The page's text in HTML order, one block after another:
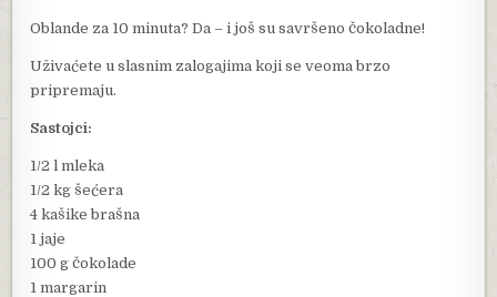
Oblande za 10 minuta? Da – i još su savršeno čokoladne!
Uživaćete u slasnim zalogajima koji se veoma brzo
pripremaju.
Sastojci:
1/2 l mleka
1/2 kg šećera
4 kašike brašna
1 jaje
100 g čokolade
1 margarin